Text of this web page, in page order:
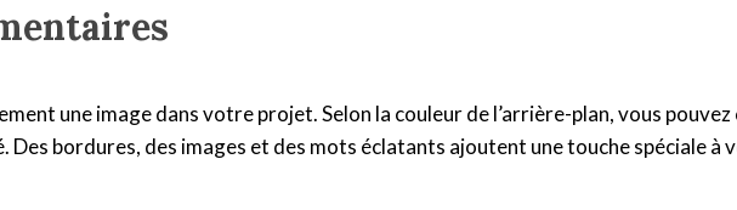
une image dans votre projet. Selon la couleur de l’arrière-plan, vous
Des bordures, des images et des mots éclatants ajoutent une touche spéciale à